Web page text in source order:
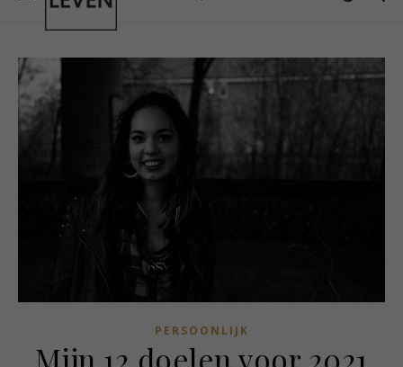
PERSOONLIJK
Mijn 12 doelen voor 2021